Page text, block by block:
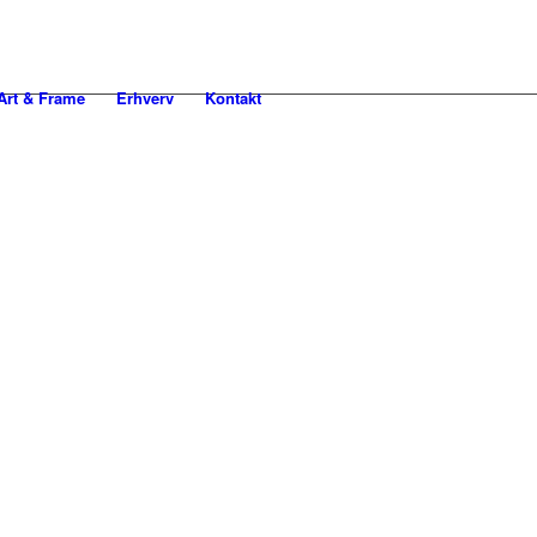
& Frame Erhverv Kontakt